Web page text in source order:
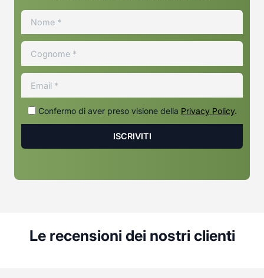
Confermo di aver preso visione della Privacy Policy.
Le recensioni dei nostri clienti